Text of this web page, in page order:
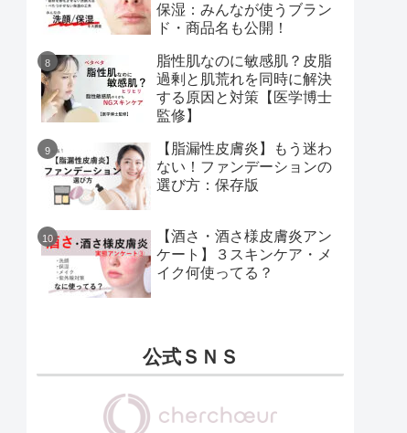
保湿：みんなが使うブラン
ド・商品名も公開！
脂性肌なのに敏感肌？皮脂
過剰と肌荒れを同時に解決
する原因と対策【医学博士
監修】
【脂漏性皮膚炎】もう迷わ
ない！ファンデーションの
選び方：保存版
【酒さ・酒さ様皮膚炎アン
ケート】３スキンケア・メ
イク何使ってる？
公式ＳＮＳ